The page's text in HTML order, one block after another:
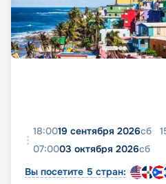
18:0019 сентября 2026сб
07:0003 октября 2026сб
Вы посетите 5 стран: